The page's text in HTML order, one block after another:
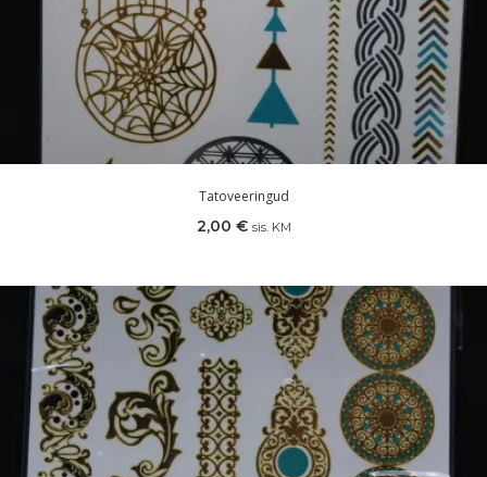
Tatoveeringud
2,00 € sis. KM